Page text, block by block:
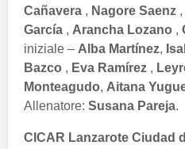
Cañavera , Nagore Saenz ,
García , Arancha Lozano ,
iniziale – Alba Martínez,
Bazco , Eva Ramírez ,
Monteagudo, Aitana
Allenatore: Susana Pareja.
CICAR Lanzarote Ciudad